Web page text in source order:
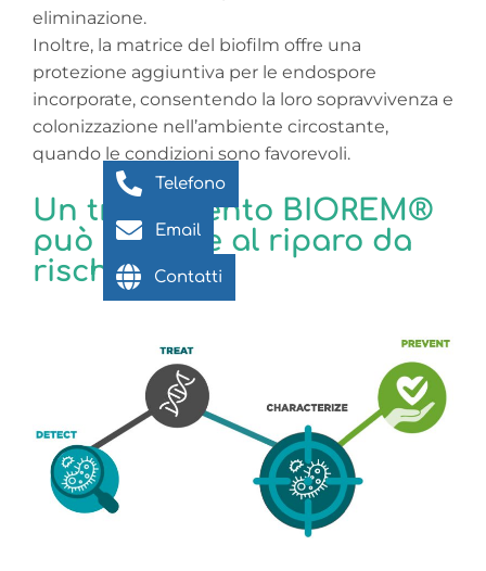
eliminazione.
Inoltre, la matrice del biofilm offre una
protezione aggiuntiva per le endospore
incorporate, consentendo la loro sopravvivenza e
colonizzazione nell’ambiente circostante,
quando le condizioni sono favorevoli.
Un trattamento BIOREM®
può mettere al riparo da
rischi elevati
Telefono
Email
Contatti